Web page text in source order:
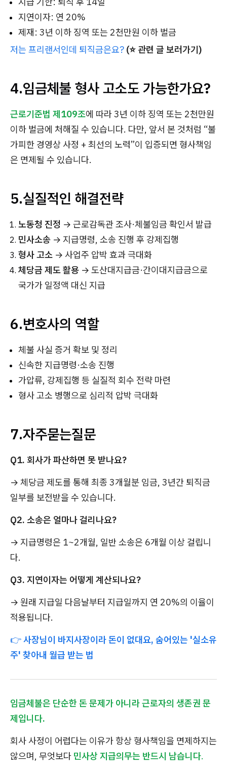
지연이자: 연 20%
제재: 3년 이하 징역 또는 2천만원 이하 벌금
저는 프리랜서인데 퇴직금은요? (⭐ 관련 글 보러가기)
4.임금체불 형사 고소도 가능한가요?
근로기준법 제109조에 따라 3년 이하 징역 또는 2천만원
이하 벌금에 처해질 수 있습니다. 다만, 앞서 본 것처럼 “불
가피한 경영상 사정 + 최선의 노력”이 입증되면 형사책임
은 면제될 수 있습니다.
5.실질적인 해결전략
노동청 진정 → 근로감독관 조사·체불임금 확인서 발급
민사소송 → 지급명령, 소송 진행 후 강제집행
형사 고소 → 사업주 압박 효과 극대화
체당금 제도 활용 → 도산대지급금·간이대지급금으로
국가가 일정액 대신 지급
6.변호사의 역할
체불 사실 증거 확보 및 정리
신속한 지급명령·소송 진행
가압류, 강제집행 등 실질적 회수 전략 마련
형사 고소 병행으로 심리적 압박 극대화
7.자주묻는질문
Q1. 회사가 파산하면 못 받나요?
→ 체당금 제도를 통해 최종 3개월분 임금, 3년간 퇴직금
일부를 보전받을 수 있습니다.
Q2. 소송은 얼마나 걸리나요?
→ 지급명령은 1~2개월, 일반 소송은 6개월 이상 걸립니
다.
Q3. 지연이자는 어떻게 계산되나요?
→ 원래 지급일 다음날부터 지급일까지 연 20%의 이율이
적용됩니다.
👉사장님이 바지사장이라 돈이 없대요, 숨어있는 '실소유
주' 찾아내 월급 받는 법
임금체불은 단순한 돈 문제가 아니라 근로자의 생존권 문
제입니다.
회사 사정이 어렵다는 이유가 항상 형사책임을 면제하지는
않으며, 무엇보다 민사상 지급의무는 반드시 남습니다.